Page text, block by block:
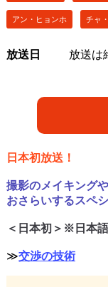
アン・ヒョンホ チャ
放送日 放送は
日本初放送！
撮影のメイキング
おさらいするスペ
＜日本初＞※日本
≫交渉の技術